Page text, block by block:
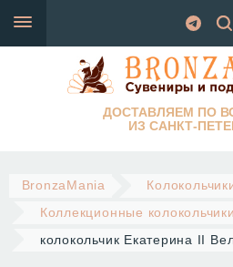
ДОСТАВЛЯЕМ ПО
ИЗ САНКТ-
BronzaMania
Коллекционные колокольчики
колокольчик Екатерина II